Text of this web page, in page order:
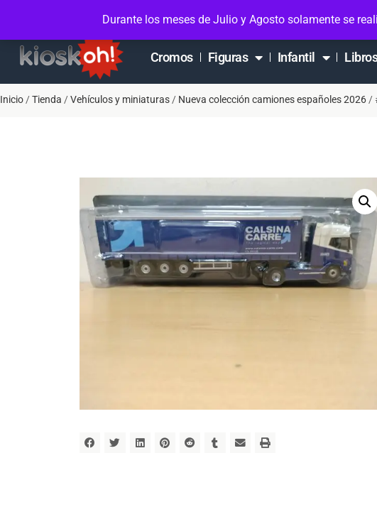
Durante los meses de Julio y Agosto solamente se
Soporte en Whatsapp ContactoMi cuenta
Cromos Figuras Infantil
Inicio /Tienda /Vehículos y miniaturas / Nueva colección camiones españoles 2026 /